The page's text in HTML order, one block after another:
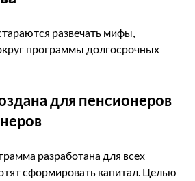
развечать мифы,
программы долгосрочных
для пенсионеров
разработана для всех
сформировать капитал. Целью